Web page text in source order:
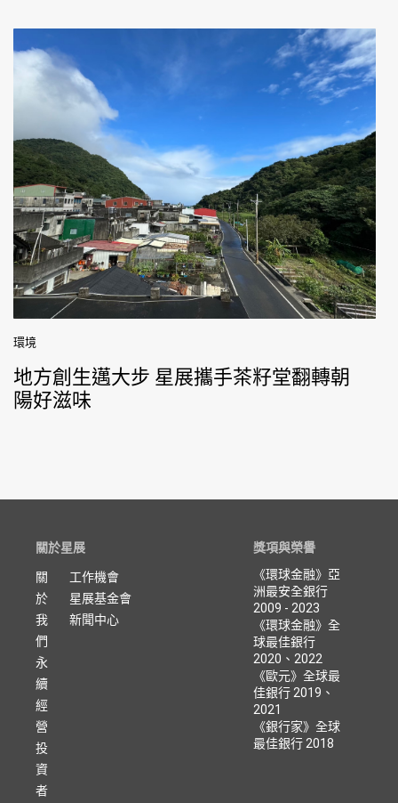
環境
地方創生邁大步 星展攜手茶籽堂翻轉朝
陽好滋味
關於星展
關
於
我
們
永
續
經
營
投
資
者
工作機會
星展基金會
新聞中心
獎項與榮譽
《環球金融》亞
洲最安全銀行
2009 - 2023
《環球金融》全
球最佳銀行
2020、2022
《歐元》全球最
佳銀行 2019、
2021
《銀行家》全球
最佳銀行 2018